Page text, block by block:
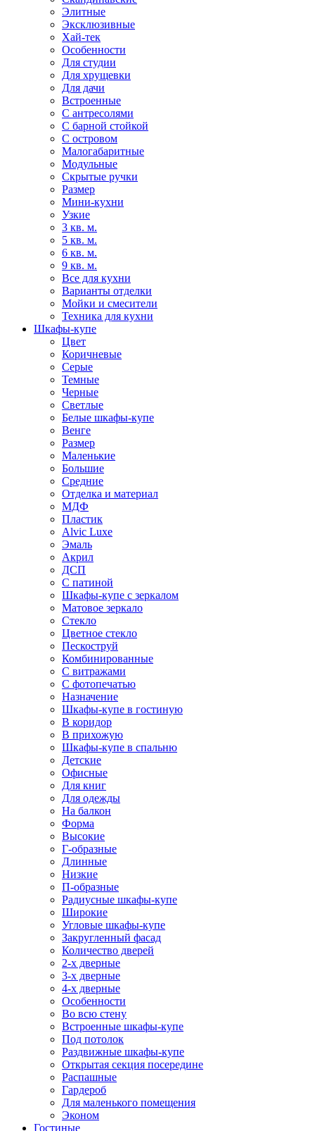
Элитные
Эксклюзивные
Хай-тек
Особенности
Для студии
Для хрущевки
Для дачи
Встроенные
С антресолями
С барной стойкой
С островом
Малогабаритные
Модульные
Скрытые ручки
Размер
Мини-кухни
Узкие
3 кв. м.
5 кв. м.
6 кв. м.
9 кв. м.
Все для кухни
Варианты отделки
Мойки и смесители
Техника для кухни
Шкафы-купе
Цвет
Коричневые
Серые
Темные
Черные
Светлые
Белые шкафы-купе
Венге
Размер
Маленькие
Большие
Средние
Отделка и материал
МДФ
Пластик
Alvic Luxe
Эмаль
Акрил
ДСП
С патиной
Шкафы-купе с зеркалом
Матовое зеркало
Стекло
Цветное стекло
Пескоструй
Комбинированные
С витражами
С фотопечатью
Назначение
Шкафы-купе в гостиную
В коридор
В прихожую
Шкафы-купе в спальню
Детские
Офисные
Для книг
Для одежды
На балкон
Форма
Высокие
Г-образные
Длинные
Низкие
П-образные
Радиусные шкафы-купе
Широкие
Угловые шкафы-купе
Закругленный фасад
Количество дверей
2-х дверные
3-х дверные
4-х дверные
Особенности
Во всю стену
Встроенные шкафы-купе
Под потолок
Раздвижные шкафы-купе
Открытая секция посередине
Распашные
Гардероб
Для маленького помещения
Эконом
Гостиные